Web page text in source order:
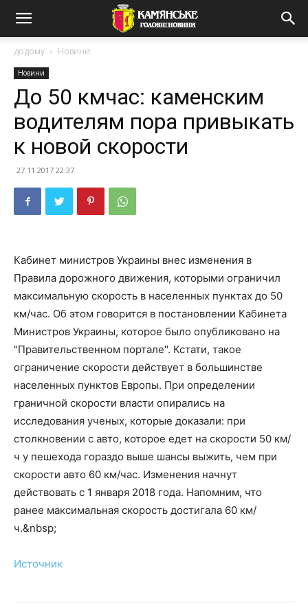
додому Новини
Новини
До 50 кмчас: каменским
водителям пора привыкать
к новой скорости
27.11.2017 22:37
Кабинет министров Украины внес изменения в
Правила дорожного движения, которыми ограничил
максимальную скорость в населенных пунктах до 50
км/час. Об этом говорится в постановлении Кабинета
Министров Украины, которое было опубликовано на
"Правительственном портале". Кстати, такое
ограничение скорости действует в большинстве
населенных пунктов Европы. При определении
граничной скорости власти опирались на
исследования ученых, которые доказали: при
столкновении с авто, которое едет на скорости 50 км/
ч у пешехода гораздо выше шансы выжить, чем при
скорости авто 60 км/час. Изменения начнут
действовать с 1 января 2018 года. Напомним, что
ранее максимальная скорость достигала 60 км/
ч.&nbsp;
Источник